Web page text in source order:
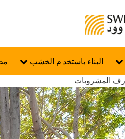
البناء باستخدام الخشب
رف المشروبات